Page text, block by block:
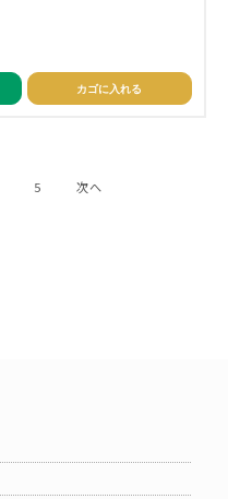
カゴに入れる
5 次へ